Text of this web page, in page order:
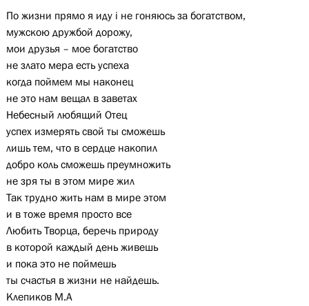
По жизни прямо я иду і не гоняюсь за богатством,
мужскою дружбой дорожу,
мои друзья – мое богатство
не злато мера есть успеха
когда поймем мы наконец
не это нам вещал в заветах
Небесный любящий Отец
успех измерять свой ты сможешь
лишь тем, что в сердце накопил
добро коль сможешь преумножить
не зря ты в этом мире жил
Так трудно жить нам в мире этом
и в тоже время просто все
Любить Творца, беречь природу
в которой каждый день живешь
и пока это не поймешь
ты счастья в жизни не найдешь.
Клепиков М.А